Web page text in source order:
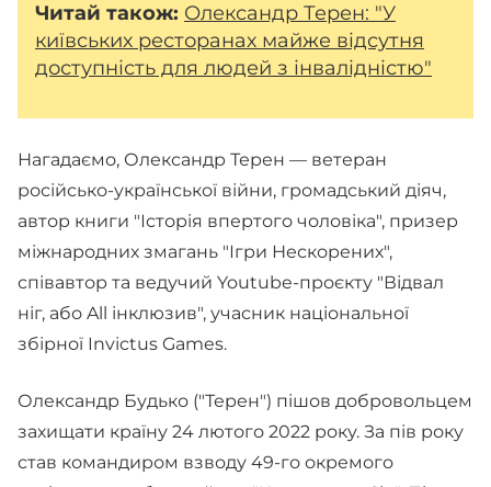
Читай також: Олександр Терен: "У
київських ресторанах майже відсутня
доступність для людей з інвалідністю"
Нагадаємо, Олександр Терен — ветеран
російсько-української війни, громадський діяч,
автор книги "Історія впертого чоловіка", призер
міжнародних змагань "Ігри Нескорених",
співавтор та ведучий Youtube-проєкту "Відвал
ніг, або All інклюзив", учасник національної
збірної Invictus Games.
Олександр Будько ("Терен") пішов добровольцем
захищати країну 24 лютого 2022 року. За пів року
став командиром взводу 49-го окремого